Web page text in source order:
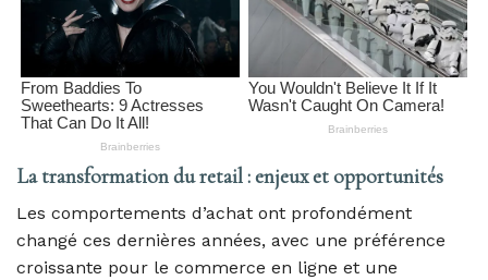
La transformation du retail : enjeux et opportunités
Les comportements d’achat ont profondément
changé ces dernières années, avec une préférence
croissante pour le commerce en ligne et une